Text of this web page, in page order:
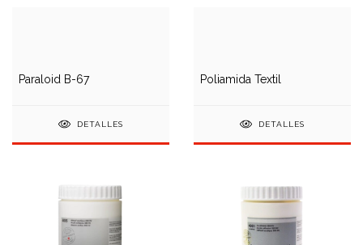
Paraloid B-67
DETALLES
Poliamida Textil
DETALLES